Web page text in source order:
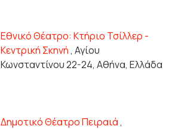
Εθνικό Θέατρο: Κτήριο Τσίλλερ -
Κεντρική Σκηνή, Αγίου
Κωνσταντίνου 22-24, Αθήνα, Ελλάδα
Δημοτικό Θέατρο Πειραιά,